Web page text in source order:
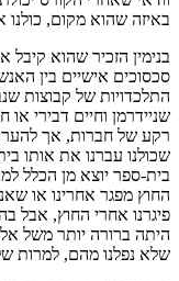
באיזה שהוא מקום,
בנימין הזכיר שהוא
סכסוכים אישיים בין
התלכדויות של קבוצות
שניידרמן וחיים דבירי
רקע של חברות, אך
שכולנו עברנו את אותו
בית-ספר יוצא מן הכלל
החוץ מפגר אחרינו או
פיגרנו אחרי החוץ, אבל
היתה ברורה יותר משל
שלא נפלנו מהם, למרות